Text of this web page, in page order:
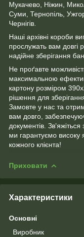
Мукачево, Ніжин,
Суми, Тернопіль,
Чернігів.
Наші архівні короби
прослужать вам довгі
надійне зберігання
Не проґавте
максимальною
картону розміром
рішення для
Замовте у нас та
вам довго,
документів.
ми гарантуємо високу
кожного клієнта!
Приховати
Характеристики
Основні
Виробник